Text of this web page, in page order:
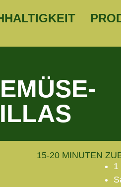
15-20 MINUTEN
1